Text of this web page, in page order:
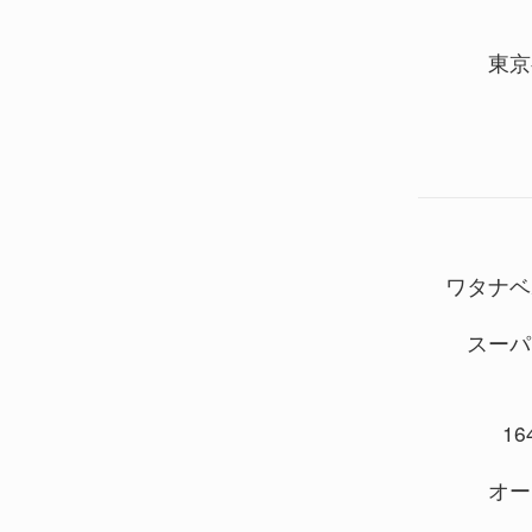
東
ワタナ
スー
オ